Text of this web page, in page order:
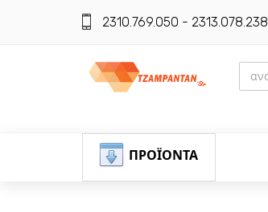
2310.769.050 - 2313.078.238
ΠΡΟΪΟΝΤΑ